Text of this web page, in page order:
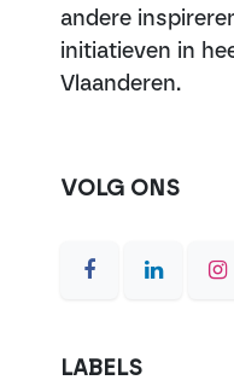
andere
initiatieven in
Vlaanderen.
VOLG ONS
LABELS